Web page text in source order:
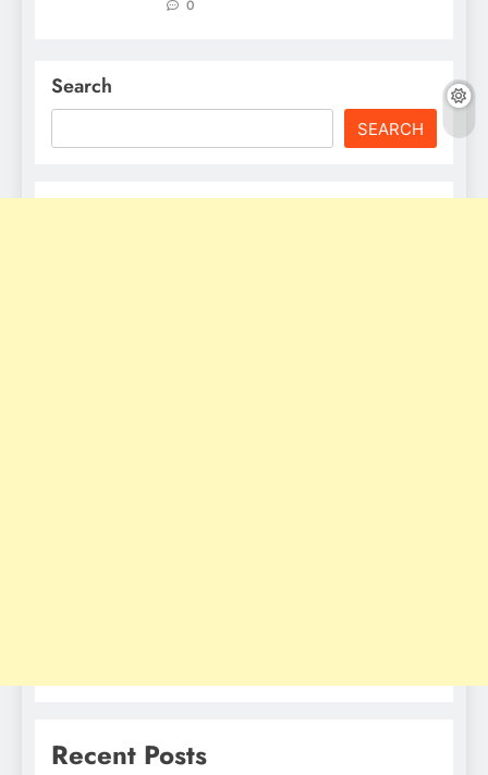
0
Search
SEARCH
Recent Posts